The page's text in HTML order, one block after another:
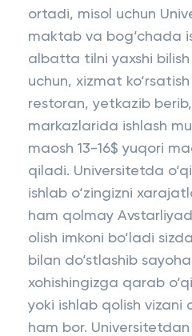
ortadi, misol uchun
maktab va bog‘chada
albatta tilni yaxshi
uchun, xizmat
restoran, yetkazib
markazlarida ishlash
maosh 13-16$ yuqori
qiladi. Universitetda
ishlab o‘zingizni
ham qolmay
olish imkoni bo‘ladi
bilan do‘stlashib
xohishingizga qarab
yoki ishlab qolish vizani
ham bor.